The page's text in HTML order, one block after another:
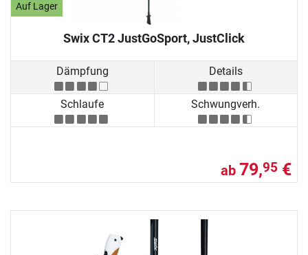
Auf Lager
Swix CT2 JustGoSport, JustClick
Dämpfung Details
Schlaufe Schwungverh.
ab 79,95 €